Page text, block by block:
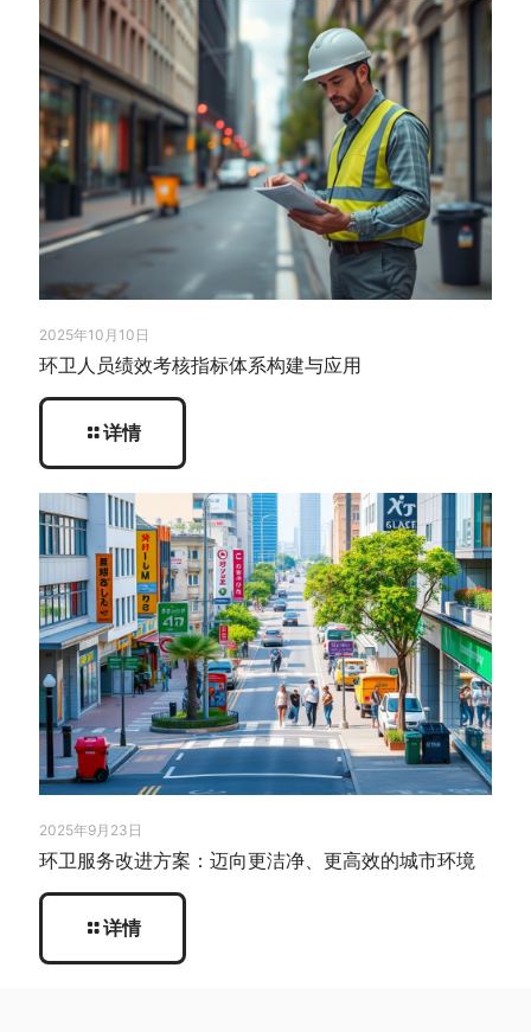
2025年10月10日
环卫人员绩效考核指标体系构建与应用
详情
2025年9月23日
环卫服务改进方案：迈向更洁净、更高效的城市环境
详情